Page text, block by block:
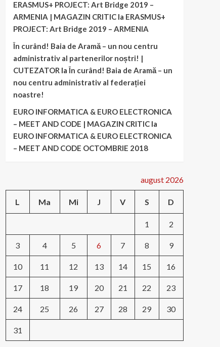
ERASMUS+ PROJECT: Art Bridge 2019 –
ARMENIA | MAGAZIN CRITICla ERASMUS+
PROJECT: Art Bridge 2019 – ARMENIA
În curând! Baia de Aramă – un nou centru
administrativ al partenerilor noștri! |
CUTEZATOR laÎn curând! Baia de Aramă – un
nou centru administrativ al federației
noastre!
EURO INFORMATICA & EURO ELECTRONICA
– MEET AND CODE | MAGAZIN CRITICla
EURO INFORMATICA & EURO ELECTRONICA
– MEET AND CODE OCTOMBRIE 2018
august 2026
L Ma Mi J V S D
1 2
3 4 5 6 7 8 9
10 11 12 13 14 15 16
17 18 19 20 21 22 23
24 25 26 27 28 29 30
31